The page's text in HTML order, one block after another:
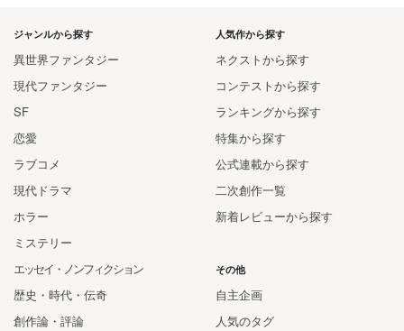
人気作から探す
ネクストから探す
コンテストから探す
ランキングから探す
特集から探す
公式連載から探す
二次創作一覧
新着レビューから探す
ジャンルから探す
異世界ファンタジー
現代ファンタジー
SF
恋愛
ラブコメ
現代ドラマ
ホラー
ミステリー
エッセイ・ノンフィクション
歴史・時代・伝奇
創作論・評論
その他
自主企画
人気のタグ